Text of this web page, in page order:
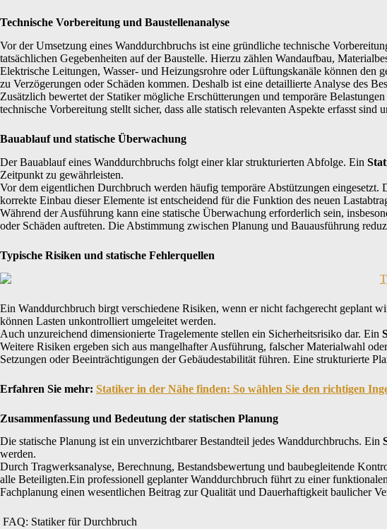
Technische Vorbereitung und Baustellenanalyse
Vor der Umsetzung eines Wanddurchbruchs ist eine gründliche technische
tatsächlichen Gegebenheiten auf der Baustelle. Hierzu zählen Wandaufbau,
Elektrische Leitungen, Wasser- und Heizungsrohre oder Lüftungskanäle können
zu Verzögerungen oder Schäden kommen. Deshalb ist eine detaillierte Analyse des
Zusätzlich bewertet der Statiker mögliche Erschütterungen und temporäre
technische Vorbereitung stellt sicher, dass alle statisch relevanten Aspekte erfasst
Bauablauf und statische Überwachung
Der Bauablauf eines Wanddurchbruchs folgt einer klar strukturierten Abfolge. Ein
Zeitpunkt zu gewährleisten.
Vor dem eigentlichen Durchbruch werden häufig temporäre Abstützungen
korrekte Einbau dieser Elemente ist entscheidend für die Funktion des neuen
Während der Ausführung kann eine statische Überwachung erforderlich sein,
oder Schäden auftreten. Die Abstimmung zwischen Planung und Bauausführung
Typische Risiken und statische Fehlerquellen
Ein Wanddurchbruch birgt verschiedene Risiken, wenn er nicht fachgerecht geplant
können Lasten unkontrolliert umgeleitet werden.
Auch unzureichend dimensionierte Tragelemente stellen ein Sicherheitsrisiko dar. Ein
Weitere Risiken ergeben sich aus mangelhafter Ausführung, falscher Materialwahl
Setzungen oder Beeinträchtigungen der Gebäudestabilität führen. Eine strukturierte
Erfahren Sie mehr: Statiker in der Nähe finden: So wählen Sie den richtigen
Zusammenfassung und Bedeutung der statischen Planung
Die statische Planung ist ein unverzichtbarer Bestandteil jedes Wanddurchbruchs. Ein
werden.
Durch Tragwerksanalyse, Berechnung, Bestandsbewertung und baubegleitende
alle Beteiligten.Ein professionell geplanter Wanddurchbruch führt zu einer
Fachplanung einen wesentlichen Beitrag zur Qualität und Dauerhaftigkeit baulicher
FAQ: Statiker für Durchbruch